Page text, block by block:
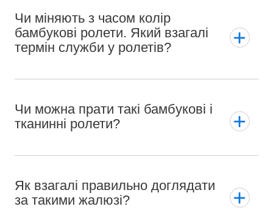
Чи міняють з часом колір
бамбукові ролети. Який взагалі
термін служби у ролетів?
Чи можна прати такі бамбукові і
тканинні ролети?
Як взагалі правильно доглядати
за такими жалюзі?